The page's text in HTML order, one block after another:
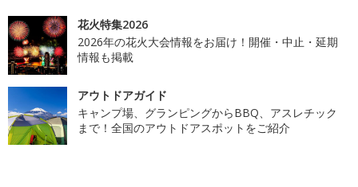
花火特集2026
2026年の花火大会情報をお届け！開催・中止・延期
情報も掲載
アウトドアガイド
キャンプ場、グランピングからBBQ、アスレチック
まで！全国のアウトドアスポットをご紹介